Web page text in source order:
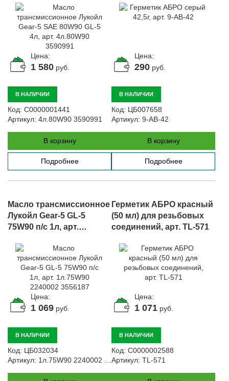
Цена:
1 580 руб.
В НАЛИЧИИ
Код: С0000001441
Артикул: 4л.80W90 3590991
В корзину
Подробнее
Цена:
290 руб.
В НАЛИЧИИ
Код: ЦБ007658
Артикул: 9-AB-42
В корзину
Подробнее
Масло трансмиссионное
Лукойл Gear-5 GL-5
75W90 п/с 1л, арт.
3556187
Цена:
1 069 руб.
В НАЛИЧИИ
Код: ЦБ032034
Артикул: 1л.75W90 2240002 3556187
Герметик АБРО красный
(50 мл) для резьбовых
соединений, арт. TL-571
Цена:
1 071 руб.
В НАЛИЧИИ
Код: С0000002588
Артикул: TL-571